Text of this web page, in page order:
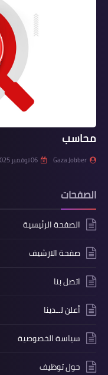
محاسب
Gaza Jobber 06 نوفمبر 2025
الصفحات
الصفحة الرئيسية
صفحة الارشيف
اتصل بنا
أعلن لــدينا
سياسة الخصوصية
حول توظيف